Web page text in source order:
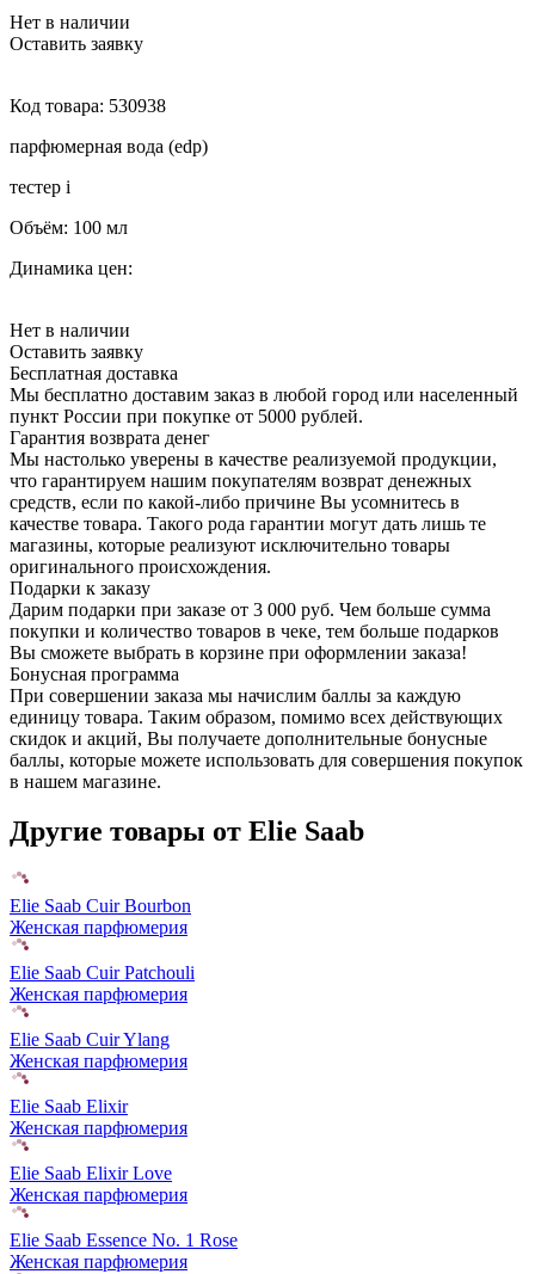
Нет в наличии
Оставить заявку
Код товара: 530938
парфюмерная вода (edp)
тестер i
Объём: 100 мл
Динамика цен:
Нет в наличии
Оставить заявку
Бесплатная доставка
Мы бесплатно доставим заказ в любой город или населенный
пункт России при покупке от 5000 рублей.
Гарантия возврата денег
Мы настолько уверены в качестве реализуемой продукции,
что гарантируем нашим покупателям возврат денежных
средств, если по какой-либо причине Вы усомнитесь в
качестве товара. Такого рода гарантии могут дать лишь те
магазины, которые реализуют исключительно товары
оригинального происхождения.
Подарки к заказу
Дарим подарки при заказе от 3 000 руб. Чем больше сумма
покупки и количество товаров в чеке, тем больше подарков
Вы сможете выбрать в корзине при оформлении заказа!
Бонусная программа
При совершении заказа мы начислим баллы за каждую
единицу товара. Таким образом, помимо всех действующих
скидок и акций, Вы получаете дополнительные бонусные
баллы, которые можете использовать для совершения покупок
в нашем магазине.
Другие товары от Elie Saab
Elie Saab Cuir Bourbon
Женская парфюмерия
Elie Saab Cuir Patchouli
Женская парфюмерия
Elie Saab Cuir Ylang
Женская парфюмерия
Elie Saab Elixir
Женская парфюмерия
Elie Saab Elixir Love
Женская парфюмерия
Elie Saab Essence No. 1 Rose
Женская парфюмерия